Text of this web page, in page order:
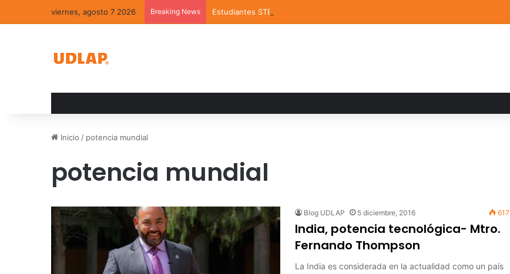
viernes, agosto 7 2026 Breaking News Estudiantes STEM de la UDLAP destacan en el MUTVI 2026
Inicio / potencia mundial
potencia mundial
Blog UDLAP 5 diciembre, 2016 617
India, potencia tecnológica- Mtro.
Fernando Thompson
La India es considerada en la actualidad como un país